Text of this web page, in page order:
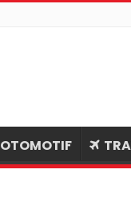
OTOMOTIF